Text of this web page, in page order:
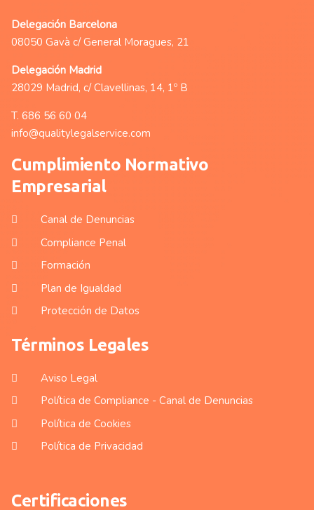
Delegación Barcelona
08050 Gavà c/ General Moragues, 21
Delegación Madrid
28029 Madrid, c/ Clavellinas, 14, 1º B
T. 686 56 60 04
info@qualitylegalservice.com
Cumplimiento Normativo
Empresarial
Canal de Denuncias
Compliance Penal
Formación
Plan de Igualdad
Protección de Datos
Términos Legales
Aviso Legal
Política de Compliance - Canal de Denuncias
Política de Cookies
Política de Privacidad
Certificaciones